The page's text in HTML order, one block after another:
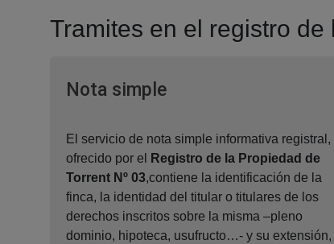
Tramites en el registro de
Nota simpleVentana nueva
El servicio de nota simple informativa registral,
ofrecido por el
Registro de la Propiedad de
Torrent Nº 03,contiene la identificación de la
finca, la identidad del titular o titulares de los
derechos inscritos sobre la misma –pleno
dominio, hipoteca, usufructo…- y su extensión,